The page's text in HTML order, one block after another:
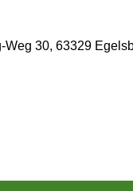
30, 63329